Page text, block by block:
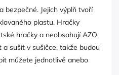
bezpečné. Jejich výplň tvoří
plastu. Hračky
hračky a neobsahují AZO
sušit v sušičce, takže budou
můžete jednotlivě anebo